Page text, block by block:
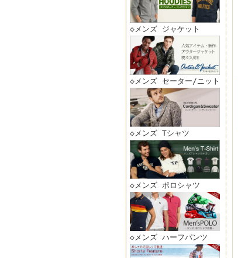
◇メンズ ジャケット
◇メンズ セーター/ニット
◇メンズ Tシャツ
◇メンズ ポロシャツ
◇メンズ ハーフパンツ